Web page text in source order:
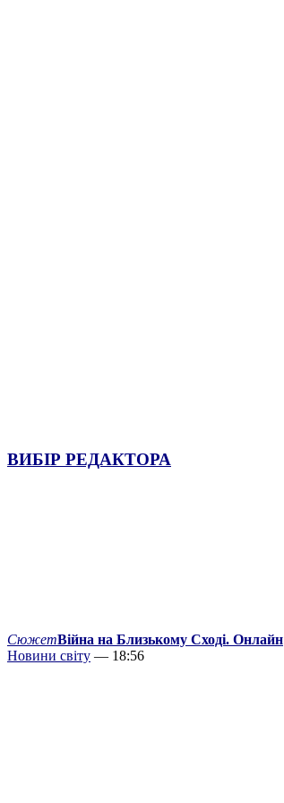
ВИБІР РЕДАКТОРА
СюжетВійна на Близькому Сході. Онлайн
Новини світу — 18:56